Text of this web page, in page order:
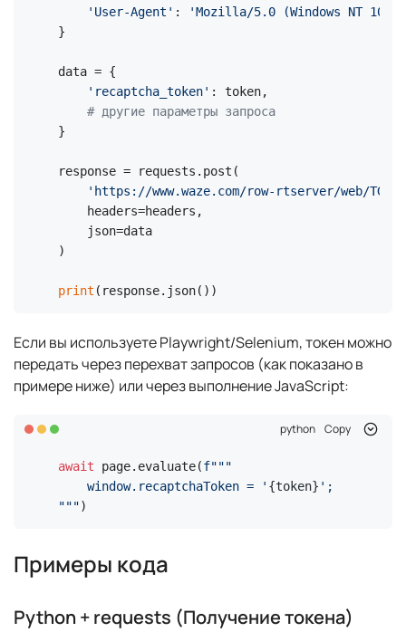
'User-Agent' :
'Mozilla/5.0 (Windows NT
}
data = {
'recaptcha_token' : token,
# другие параметры запроса
}
response = requests.post(
'https://www.waze.com/row-rtserver/web/
    headers=headers,
    json=data
)
print (response.json())
Если вы используете Playwright/Selenium, токен можно
передать через перехват запросов (как показано в
примере ниже) или через выполнение JavaScript:
python Copy
await page.evaluate(f"""
    window.recaptchaToken = '
{token} ';
""")
Примеры кода
Python + requests (Получение токена)